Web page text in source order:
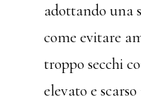
adottando una
come evitare
troppo secchi
elevato e